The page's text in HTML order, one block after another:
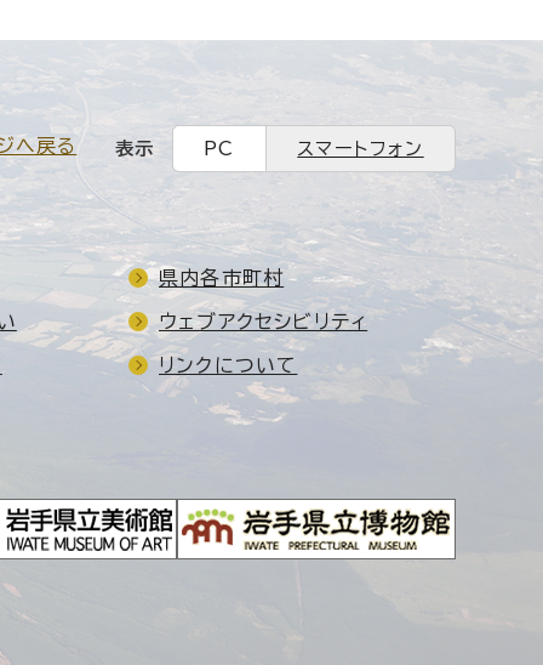
へ戻る 表示 PC スマートフォン
県内各市町村
ウェブアクセシビリティ
リンクについて